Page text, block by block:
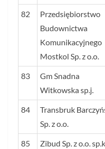
82
Przedsiębiorstwo
Budownictwa
Komunikacyjnego
Mostkol Sp. z o.o.
83
Gm Snadna
Witkowska sp.j.
84
Transbruk
Sp. z o.o.
85 Zibud Sp. z o.o.